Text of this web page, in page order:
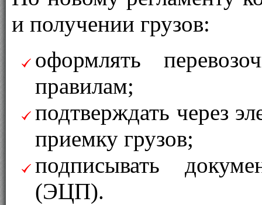
и получении грузов:
оформлять
правилам;
подтверждать через
приемку грузов;
подписывать
(ЭЦП).